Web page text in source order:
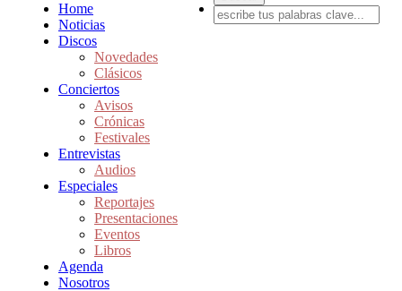
Home
Noticias
Discos
Novedades
Clásicos
Conciertos
Avisos
Crónicas
Festivales
Entrevistas
Audios
Especiales
Reportajes
Presentaciones
Eventos
Libros
Agenda
Nosotros